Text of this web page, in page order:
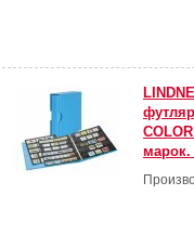
марок.